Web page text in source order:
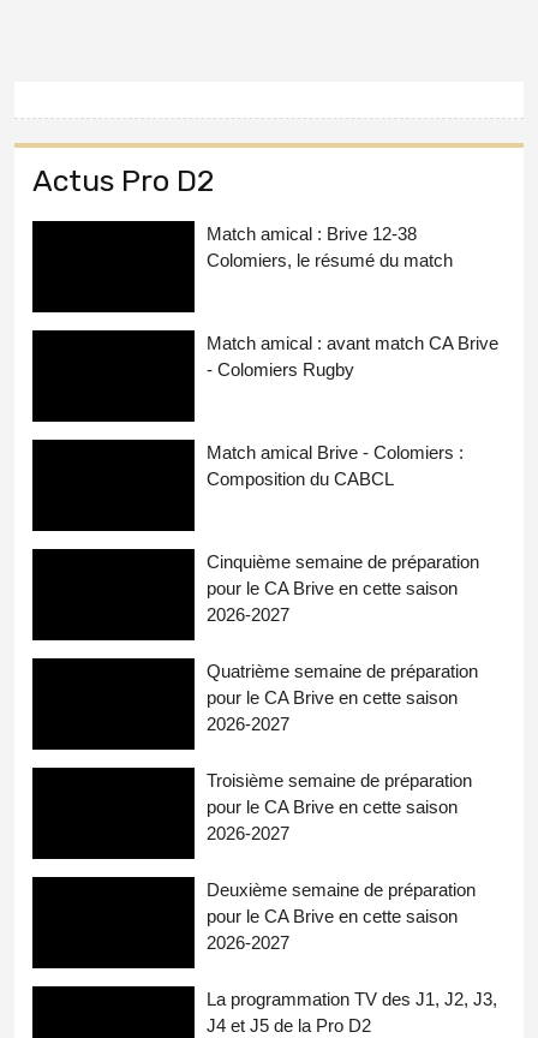
Actus Pro D2
Match amical : Brive 12-38
Colomiers, le résumé du match
Match amical : avant match CA Brive
- Colomiers Rugby
Match amical Brive - Colomiers :
Composition du CABCL
Cinquième semaine de préparation
pour le CA Brive en cette saison
2026-2027
Quatrième semaine de préparation
pour le CA Brive en cette saison
2026-2027
Troisième semaine de préparation
pour le CA Brive en cette saison
2026-2027
Deuxième semaine de préparation
pour le CA Brive en cette saison
2026-2027
La programmation TV des J1, J2, J3,
J4 et J5 de la Pro D2